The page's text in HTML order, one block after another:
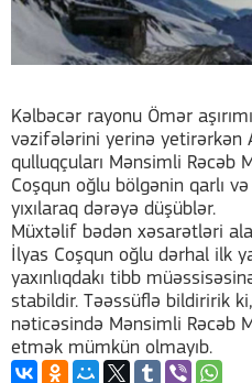
Kəlbəcər rayonu Ömər
vəzifələrini yerinə yetirərkən
qulluqçuları Mənsimli Rəcəb
Coşqun oğlu bölgənin qarlı
yıxılaraq dərəyə düşüblər.
Müxtəlif bədən xəsarətləri
İlyas Coşqun oğlu dərhal ilk
yaxınlıqdakı tibb
stabildir. Təəssüflə bildiririk
nəticəsində Mənsimli Rəcəb
etmək mümkün olmayıb.